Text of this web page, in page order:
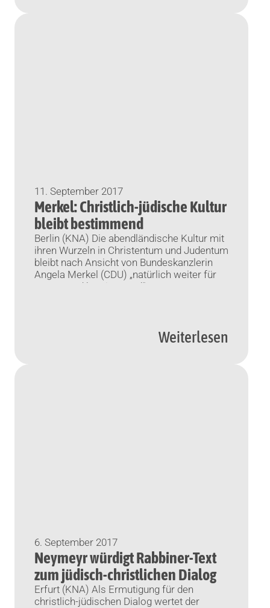
11. September 2017
Merkel: Christlich-jüdische Kultur
bleibt bestimmend
Berlin (KNA) Die abendländische Kultur mit
ihren Wurzeln in Christentum und Judentum
bleibt nach Ansicht von Bundeskanzlerin
Angela Merkel (CDU) „natürlich weiter für
unser Land bestimmend“.
Weiterlesen
6. September 2017
Neymeyr würdigt Rabbiner-Text
zum jüdisch-christlichen Dialog
Erfurt (KNA) Als Ermutigung für den
christlich-jüdischen Dialog wertet der